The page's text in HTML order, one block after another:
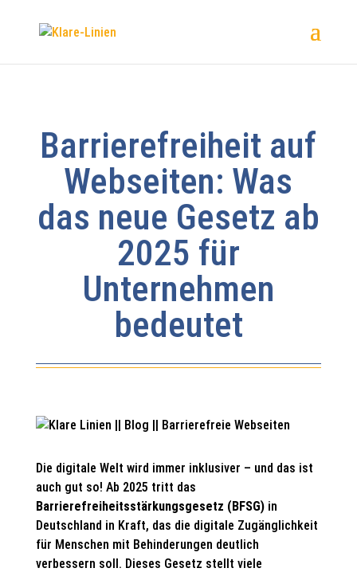
Barrierefreiheit auf
Webseiten: Was
das neue Gesetz ab
2025 für
Unternehmen
bedeutet
Die digitale Welt wird immer inklusiver – und das ist
auch gut so! Ab 2025 tritt das
Barrierefreiheitsstärkungsgesetz (BFSG)in
Deutschland in Kraft, das die digitale Zugänglichkeit
für Menschen mit Behinderungen deutlich
verbessern soll. Dieses Gesetz stellt viele